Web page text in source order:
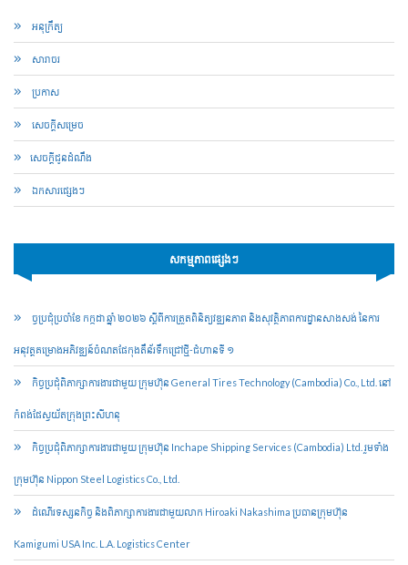
អនុក្រឹត្យ
សារាចរ​
ប្រកាស
សេចក្តីសម្រេច
​សេចក្ដីជូនដំណឹង
ឯកសារផ្សេងៗ
សកម្មភាពផ្សេងៗ
ច្ចប្រជុំប្រចាំខែ កក្កដា ឆ្នាំ ២០២៦ ស្តីពីការត្រួតពិនិត្យវឌ្ឍនភាព និងសុវត្ថិភាពការដ្ឋានសាងសង់ នៃការ
អនុវត្តគម្រោងអភិវឌ្ឍន៍ចំណតផែកុងតឺន័រទឹកជ្រៅថ្មី-ជំហានទី ១
កិច្ចប្រជុំពិភាក្សាការងារជាមួយ ក្រុមហ៊ុន General Tires Technology (Cambodia) Co., Ltd. នៅ
កំពង់ផែស្វយ័តក្រុងព្រះសីហនុ
កិច្ចប្រជុំពិភាក្សាការងារជាមួយ ក្រុមហ៊ុន Inchape Shipping Services (Cambodia) Ltd. រួមទាំង
ក្រុមហ៊ុន Nippon Steel Logistics Co., Ltd.
ដំណើរទស្សនកិច្ច និងពិភាក្សាការងារជាមួយលាក Hiroaki Nakashima ប្រធានក្រុមហ៊ុន
Kamigumi USA Inc. L.A. Logistics Center